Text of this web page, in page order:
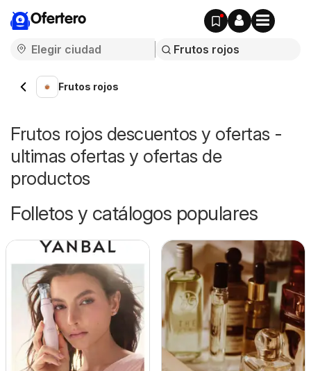
Ofertero
Frutos rojos
Frutos rojos descuentos y ofertas -
ultimas ofertas y ofertas de
productos
Folletos y catálogos populares